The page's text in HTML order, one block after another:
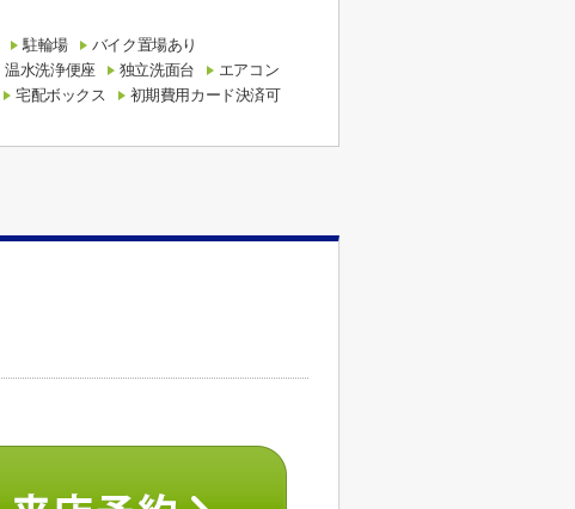
駐輪場
バイク置場あり
温水洗浄便座 独立洗面台
エアコン
宅配ボックス 初期費用カード決済可